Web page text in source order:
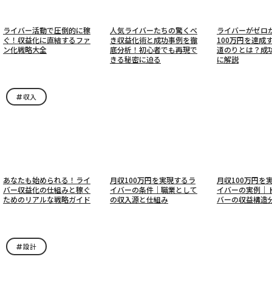
ライバー活動で圧倒的に稼
ぐ！収益化に直結するファ
ン化戦略大全
人気ライバーたちの驚くべ
き収益化術と成功事例を徹
底分析！初心者でも再現で
きる秘密に迫る
ライバーがゼロ
100万円を達成
道のりとは？成
に解説
収入
あなたも始められる！ライ
バー収益化の仕組みと稼ぐ
ためのリアルな戦略ガイド
月収100万円を実現するラ
イバーの条件｜職業として
の収入源と仕組み
月収100万円を
イバーの実例｜
バーの収益構造
設計